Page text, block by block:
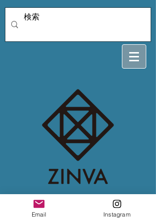
miyakoさん専用
Email Instagram